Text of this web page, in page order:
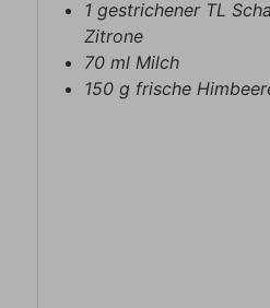
1 gestrichener TL
Zitrone
70 ml Milch
150 g frische